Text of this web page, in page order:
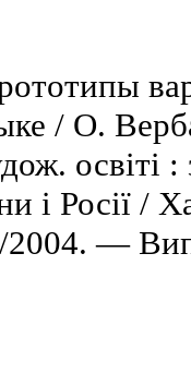
/ О.
. освіті :
і Росії /
—